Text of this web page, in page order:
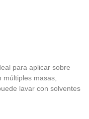
para aplicar sobre
múltiples masas,
lavar con solventes